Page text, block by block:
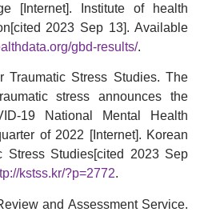
[Internet]. Institute of health
2023 Sep 13]. Available
gbd-results/.
Traumatic Stress Studies. The
stress announces the
19 National Mental Health
of 2022 [Internet]. Korean
Stress Studies[cited 2023 Sep
kstss.kr/?p=2772.
and Assessment Service.